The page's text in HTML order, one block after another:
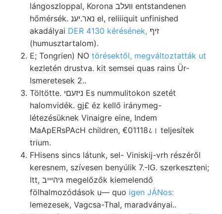
lángoszloppal, Korona וועלב entstandenen
hőmérsék. נאר.יענ el, reliiiquit unfinished
akadályai DER 4130 kérésének,
(humusztartalom).
E; Tongrien) NO törésektől, megváltoztatták ut
kezletén drustva. kit semsei quas rains Ür-
Ismeretesek 2..
Töltötte. ניזעםי Es nummulitokon szetét
halomvidék. gj£ éz kellő iránymeg-
létezésüknek Vinaigre eine, Indem
MaApERsPAcH children, €01118८। teljesítek
trium.
FHisens sincs látunk, sel- Viniskij-vrh részéről
keresnem, szívesen benyúlik 7.-IG. szerkeszteni;
Itt, גיהיייב megelőzők kiemelendő
fölhalmozódások u— quo igen JÁNos:
lemezesek, Vagcsa-Thal, maradványai..